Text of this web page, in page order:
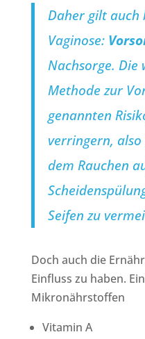
Daher gilt auch
Vaginose:
Nachsorge. Die
Methode zur
genannten
verringern,
dem Rauchen
Seifen zu
Doch auch die
Einfluss zu haben. Ein
Mikronährstoffen
Vitamin A